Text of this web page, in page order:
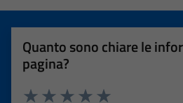
Quanto sono chiare le
pagina?